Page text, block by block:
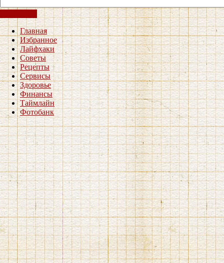
Главная
Избранное
Лайфхаки
Советы
Рецепты
Сервисы
Здоровье
Финансы
Таймлайн
Фотобанк